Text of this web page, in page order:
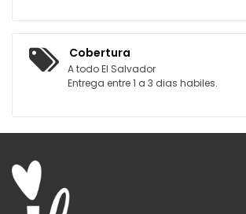
Cobertura
A todo El Salvador
Entrega entre 1 a 3 dias habiles.